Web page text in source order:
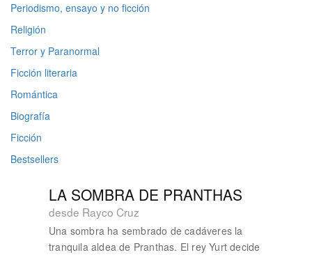
Periodismo, ensayo y no ficción
Religión
Terror y Paranormal
Ficción literaria
Romántica
Biografía
Ficción
Bestsellers
LA SOMBRA DE PRANTHAS
desde Rayco Cruz
Una sombra ha sembrado de cadáveres la
tranquila aldea de Pranthas. El rey Yurt decide